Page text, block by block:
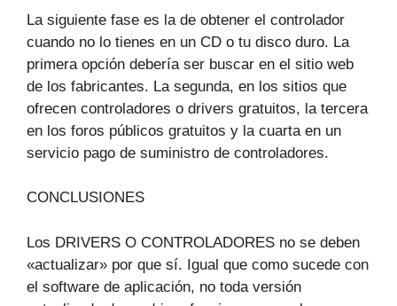
La siguiente fase es la de obtener el controlador
cuando no lo tienes en un CD o tu disco duro. La
primera opción debería ser buscar en el sitio web
de los fabricantes. La segunda, en los sitios que
ofrecen controladores o drivers gratuitos, la tercera
en los foros públicos gratuitos y la cuarta en un
servicio pago de suministro de controladores.
CONCLUSIONES
Los DRIVERS O CONTROLADORES no se deben
«actualizar» por que sí. Igual que como sucede con
el software de aplicación, no toda versión